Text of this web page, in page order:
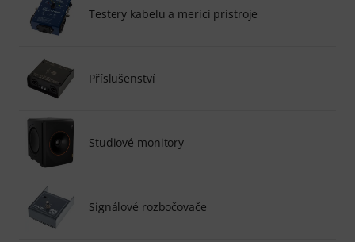
Testery kabelu a merící prístroje
Příslušenství
Studiové monitory
Signálové rozbočovače